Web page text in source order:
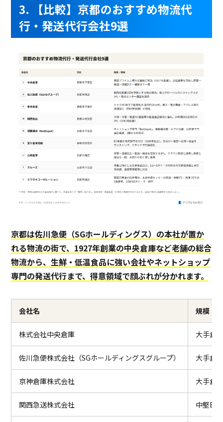
3. 【比較】京都のおすすめ物流代
行・発送代行会社9選
京都は佐川急便（SGホールディングス）の本社が置か
れる物流の街で、1927年創業の中央倉庫など老舗の総合
物流から、生鮮・低温食品に強い会社やネットショップ
専門の発送代行まで、得意領域で顔ぶれが分かれます。
会社名 規模
株式会社中央倉庫 大手倉
佐川急便株式会社（SGホールディングスグループ） 大手倉
京神倉庫株式会社 大手倉
関西急送株式会社 中堅EC